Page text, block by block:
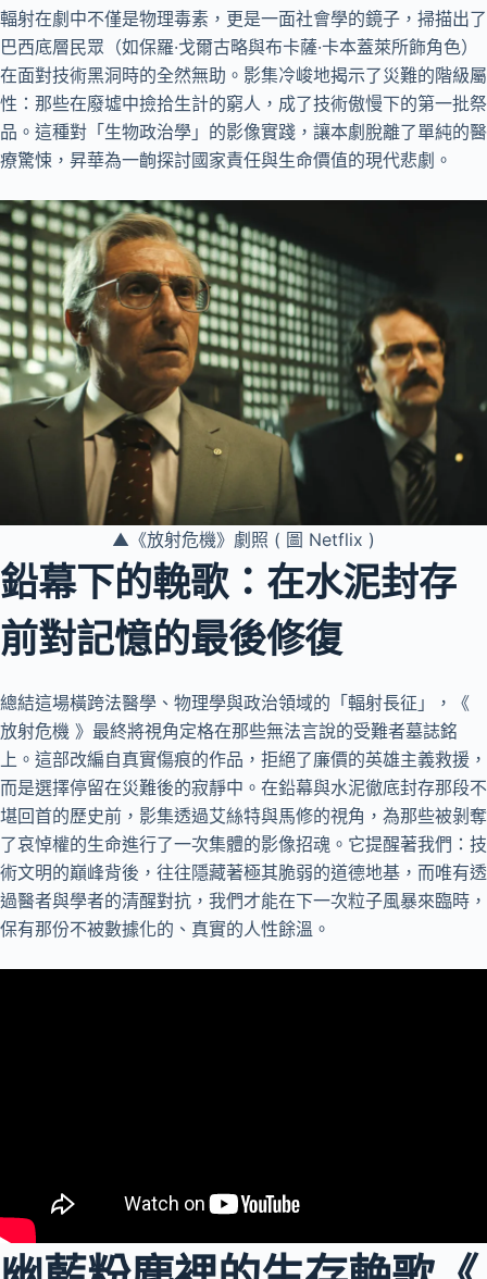
輻射在劇中不僅是物理毒素，更是一面社會學的鏡子，掃描出了
巴西底層民眾（如保羅·戈爾古略與布卡薩·卡本蓋萊所飾角色）
在面對技術黑洞時的全然無助。影集冷峻地揭示了災難的階級屬
性：那些在廢墟中撿拾生計的窮人，成了技術傲慢下的第一批祭
品。這種對「生物政治學」的影像實踐，讓本劇脫離了單純的醫
療驚悚，昇華為一齣探討國家責任與生命價值的現代悲劇。
▲《放射危機》劇照 ( 圖 Netflix )
鉛幕下的輓歌：在水泥封存
前對記憶的最後修復
總結這場橫跨法醫學、物理學與政治領域的「輻射長征」，《
放射危機 》最終將視角定格在那些無法言說的受難者墓誌銘
上。這部改編自真實傷痕的作品，拒絕了廉價的英雄主義救援，
而是選擇停留在災難後的寂靜中。在鉛幕與水泥徹底封存那段不
堪回首的歷史前，影集透過艾絲特與馬修的視角，為那些被剝奪
了哀悼權的生命進行了一次集體的影像招魂。它提醒著我們：技
術文明的巔峰背後，往往隱藏著極其脆弱的道德地基，而唯有透
過醫者與學者的清醒對抗，我們才能在下一次粒子風暴來臨時，
保有那份不被數據化的、真實的人性餘溫。